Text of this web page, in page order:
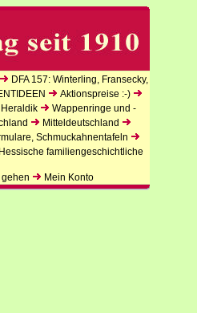
DFA 157: Winterling, Fransecky,
Aktionspreise :-)
Heraldik
Wappenringe und -
Mitteldeutschland
Schmuckahnentafeln
Hessische familiengeschichtliche
Mein Konto